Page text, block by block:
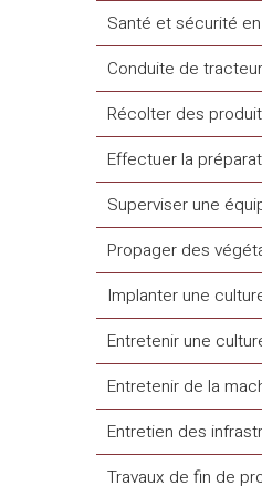
Santé et sécurité
Conduite de
Récolter des
Effectuer la
Superviser une
Propager des
Implanter une
Entretenir une
Entretenir de la
Entretien des
Travaux de fin de